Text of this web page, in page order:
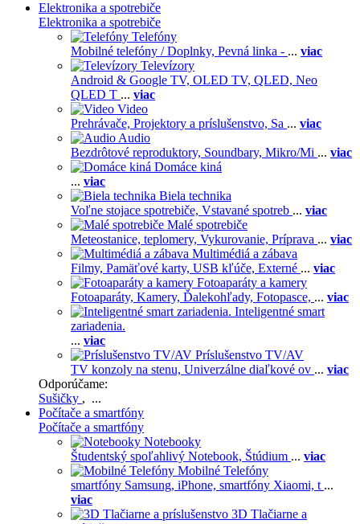
Elektronika a spotrebiče
Elektronika a spotrebiče
Telefóny
Mobilné telefóny / Doplnky, Pevná linka - ... viac
Televízory
Android & Google TV, OLED TV, QLED, Neo
QLED T ... viac
Video
Prehrávače, Projektory a príslušenstvo, Sa ... viac
Audio
Bezdrôtové reproduktory, Soundbary, Mikro/Mi ... viac
Domáce kiná
... viac
Biela technika
Voľne stojace spotrebiče, Vstavané spotreb ... viac
Malé spotrebiče
Meteostanice, teplomery, Vykurovanie, Príprava ... viac
Multimédiá a zábava
Filmy, Pamäťové karty, USB kľúče, Externé ... viac
Fotoaparáty a kamery
Fotoaparáty, Kamery, Ďalekohľady, Fotopasce, ... viac
Inteligentné smart
zariadenia.
... viac
Príslušenstvo TV/AV
TV konzoly na stenu, Univerzálne diaľkové ov ... viac
Odporúčame:
Sušičky , ...
Počítače a smartfóny
Počítače a smartfóny
Notebooky
Študentský spoľahlivý Notebook, Štúdium ... viac
Mobilné Telefóny
smartfóny Samsung, iPhone, smartfóny Xiaomi, t ...
viac
3D Tlačiarne a